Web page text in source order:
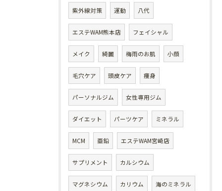
紫外線対策 運動 八代
エステWAM熊本店 フェイシャル
メイク 綺麗 梅雨のお肌 小顔
毛穴ケア 頭皮ケア 痩身
パーソナルジム 女性専用ジム
ダイエット パーツケア ミネラル
MCM 亜鉛 エステWAM宮崎店
サプリメント カルシウム
マグネシウム カリウム 海のミネラル